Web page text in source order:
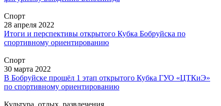
Спорт
28 апреля 2022
Итоги и перспективы открытого Кубка Бобруйска по
спортивному ориентированию
Спорт
30 марта 2022
В Бобруйске прошёл 1 этап открытого Кубка ГУО «ЦТКиЭ»
по спортивному ориентированию
Культура, отдых, развлечения